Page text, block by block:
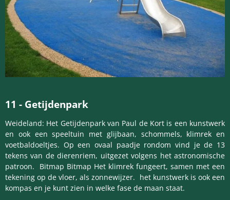
11 - Getijdenpark
Weideland: Het Getijdenpark van Paul de Kort is een kunstwerk
en ook een speeltuin met glijbaan, schommels, klimrek en
voetbaldoeltjes. Op een ovaal paadje rondom vind je de 13
tekens van de dierenriem, uitgezet volgens het astronomische
patroon. Bitmap Bitmap Het klimrek fungeert, samen met een
tekening op de vloer, als zonnewijzer. het kunstwerk is ook een
kompas en je kunt zien in welke fase de maan staat.